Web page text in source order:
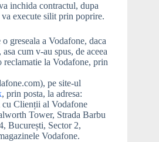
inchida contractul, dupa
execute silit prin poprire.
greseala a Vodafone, daca
cum v-au spus, de aceea
reclamatie la Vodafone, prin
pe site-ul
, prin posta, la adresa:
Clienții al Vodafone
Tower, Strada Barbu
București, Sector 2,
Vodafone.